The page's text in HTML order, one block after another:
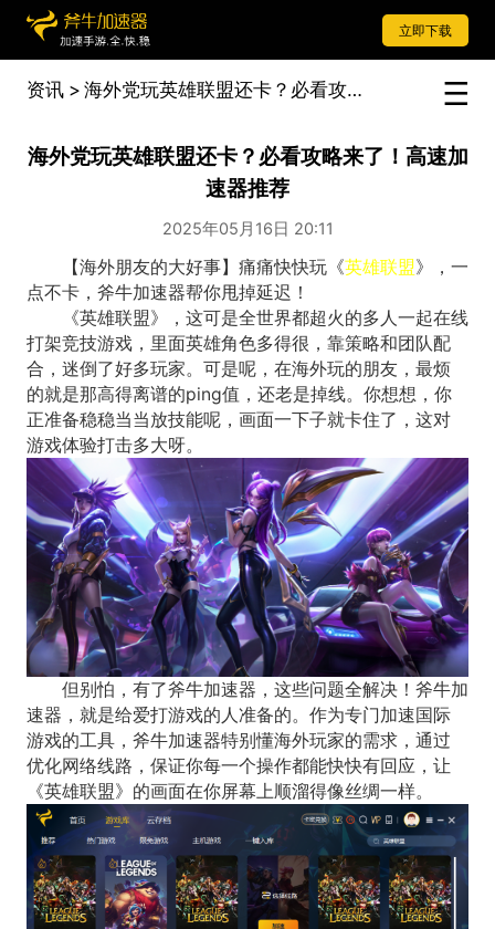
立即下载
资讯 > 海外党玩英雄联盟还卡？必看攻略来了！高速加速器推荐
海外党玩英雄联盟还卡？必看攻略来了！高速加
速器推荐
2025年05月16日 20:11
【海外朋友的大好事】痛痛快快玩《英雄联盟》，一
点不卡，斧牛加速器帮你甩掉延迟！
《英雄联盟》，这可是全世界都超火的多人一起在线
打架竞技游戏，里面英雄角色多得很，靠策略和团队配
合，迷倒了好多玩家。可是呢，在海外玩的朋友，最烦
的就是那高得离谱的ping值，还老是掉线。你想想，你
正准备稳稳当当放技能呢，画面一下子就卡住了，这对
游戏体验打击多大呀。
但别怕，有了斧牛加速器，这些问题全解决！斧牛加
速器，就是给爱打游戏的人准备的。作为专门加速国际
游戏的工具，斧牛加速器特别懂海外玩家的需求，通过
优化网络线路，保证你每一个操作都能快快有回应，让
《英雄联盟》的画面在你屏幕上顺溜得像丝绸一样。